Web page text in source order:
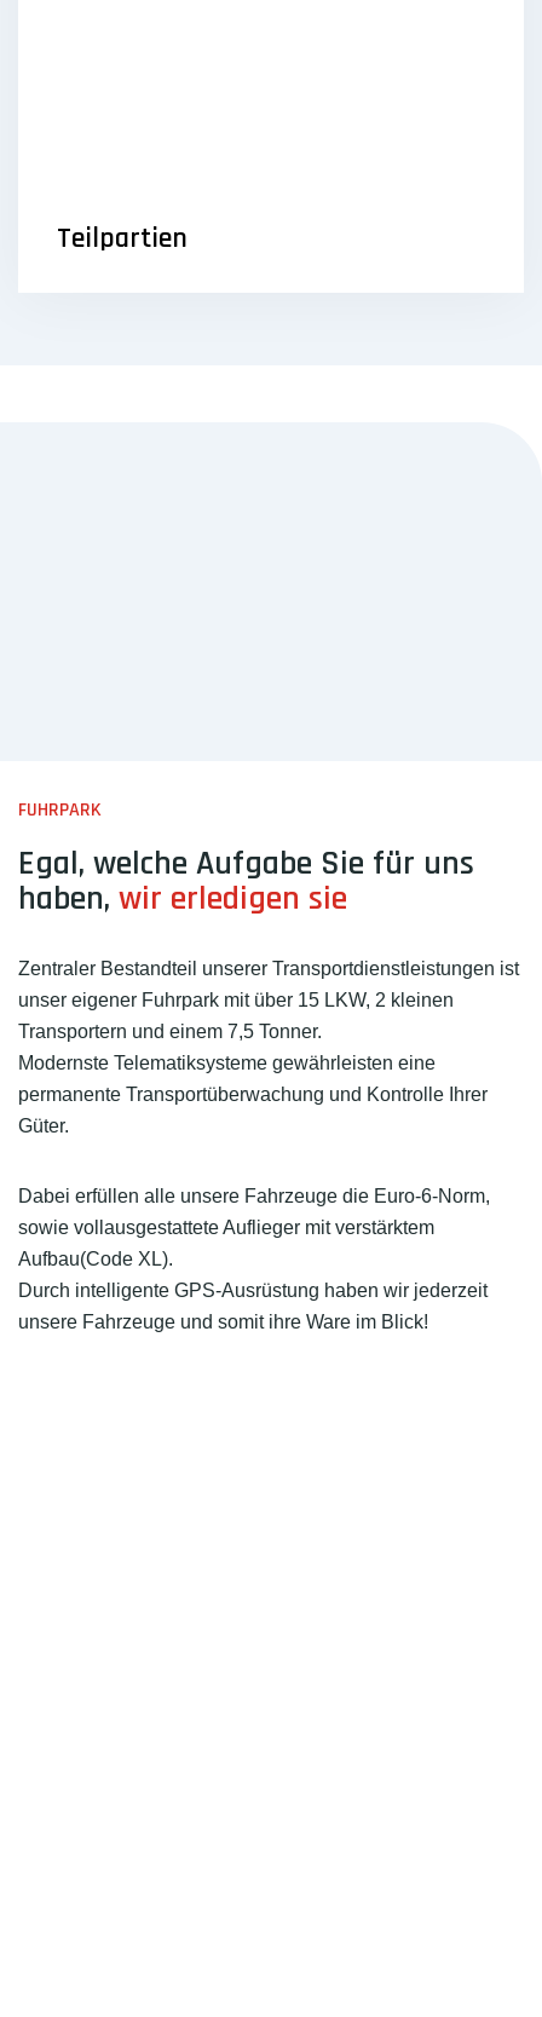
Teilpartien
FUHRPARK
Egal, welche Aufgabe Sie für uns
haben, wir erledigen sie
Zentraler Bestandteil unserer Transportdienstleistungen ist
unser eigener Fuhrpark mit über 15 LKW, 2 kleinen
Transportern und einem 7,5 Tonner.
Modernste Telematiksysteme gewährleisten eine
permanente Transportüberwachung und Kontrolle Ihrer
Güter.
Dabei erfüllen alle unsere Fahrzeuge die Euro-6-Norm,
sowie vollausgestattete Auflieger mit verstärktem
Aufbau(Code XL).
Durch intelligente GPS-Ausrüstung haben wir jederzeit
unsere Fahrzeuge und somit ihre Ware im Blick!